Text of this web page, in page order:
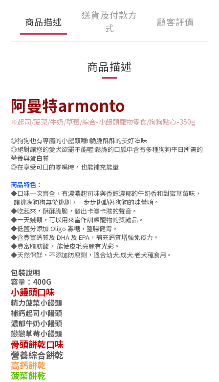
商品描述
送貨及付款方
式
顧客評價
商品描述
阿曼特armonto
※起司/菠菜/牛奶/草莓/綜合-小饅頭寵物零食/狗狗點心-350g
◎狗狗也有專屬的小饅頭囉!!脆脆酥酥的美好滋味
◎絕對讓您的愛犬欲罷不能喔!鬆脆的口感中含有多種狗狗平日所需的
營養與蛋白質
◎在享受可口的零嘴時，也能補充能量
商品特色：
◆口味一次齊全，有濃濃起司味與香醇濃郁的牛奶香和甜蜜草莓味，
讓挑嘴狗狗無從挑剔，一步步挑動著狗狗的味蕾唷。
◆吃起來，酥酥脆脆，發出卡滋卡滋的聲音。
◆一天幾顆，可以用來當作訓練寵物的獎勵品。
◆低鹽分添加 Oligo 寡糖，整腸健胃。
◆含豐富鈣質及 DHA 及 EPA，補充鈣質增強免疫力。
◆豐富脂肪酸， 能使皮毛亮麗有光彩。
◆天然保鮮，不添加防腐劑，適合幼犬.成犬.老犬種食用。
包裝說明
容量：400G
小饅頭口味
精力菠菜小饅頭
補鈣起司小饅頭
濃郁牛奶小饅頭
戀戀草莓小饅頭
骨頭餅乾口味
營養綜合餅乾
高鈣餅乾
菠菜餅乾